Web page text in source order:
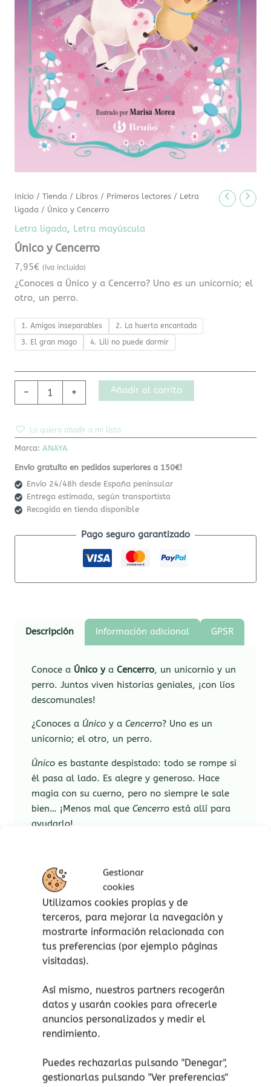
Gestionar
cookies
Utilizamos cookies propias y de
terceros, para mejorar la navegación y
mostrarte información relacionada con
tus preferencias (por ejemplo páginas
visitadas).
Así mismo, nuestros partners recogerán
datos y usarán cookies para ofrecerle
anuncios personalizados y medir el
rendimiento.
Puedes rechazarlas pulsando "Denegar",
gestionarlas pulsando "Ver preferencias"
Inicio /Tienda / Libros / Primeros lectores / Letra
ligada / Único y Cencerro
Letra ligada, Letra mayúscula
Único y Cencerro
7,95€ (Iva incluido)
¿Conoces a Único y a Cencerro? Uno es un unicornio; el
otro, un perro.
1. Amigos inseparables
2. La huerta encantada
3. El gran mago
4. Lili no puede dormir
- + Añadir al carrito
Lo quiero añadir a mi lista
Marca:ANAYA
Envío gratuíto en pedidos superiores a 150€!
Envío 24/48h desde España peninsular
Entrega estimada, según transportista
Recogida en tienda disponible
Pago seguro garantizado
Descripción Información adicional GPSR
Conoce a Único yaCencerro, un unicornio y un
perro. Juntos viven historias geniales, ¡con líos
descomunales!
¿Conoces a Único y aCencerro? Uno es un
unicornio; el otro, un perro.
Único es bastante despistado: todo se rompe si
él pasa al lado. Es alegre y generoso. Hace
magia con su cuerno, pero no siempre le sale
bien… ¡Menos mal queCencerro está allí para
ayudarlo!
trucos geniales para solucionar sus líos!
Una nueva serie llena de aventuras, humor y
fantasía, ideal para aprender a leer.
Características:
que combina dos tipos de letra para
facilitar el aprendizaje: letra
mayúscula y letra ligada.
Texto rimado.
mucha magia e ilustraciones a todo
color.